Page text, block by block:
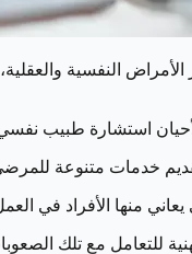
الأمراض النفسية
استشارة طبيب نفسي
خدمات متنوعة
منها الأفراد في
للتعامل مع تلك